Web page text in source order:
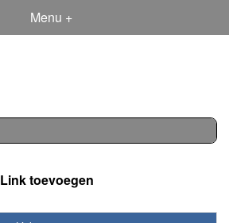
Menu +
Link toevoegen